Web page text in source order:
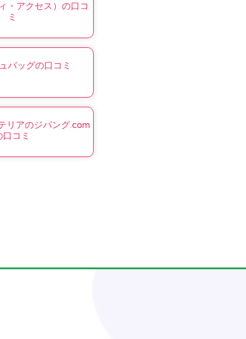
・アクセス）の口コ
ミ
バッグの口コミ
リアのジパング.com
口コミ